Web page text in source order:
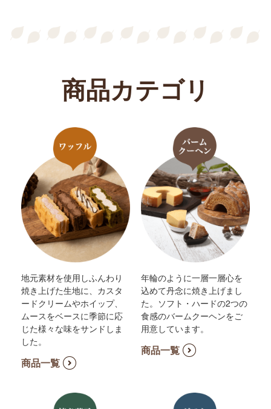
商品カテゴリ
地元素材を使用しふんわり
焼き上げた生地に、カスタ
ードクリームやホイップ、
ムースをベースに季節に応
じた様々な味をサンドしま
した。
商品一覧
年輪のように一層一層心を
込めて丹念に焼き上げまし
た。ソフト・ハードの2つの
食感のバームクーヘンをご
用意しています。
商品一覧